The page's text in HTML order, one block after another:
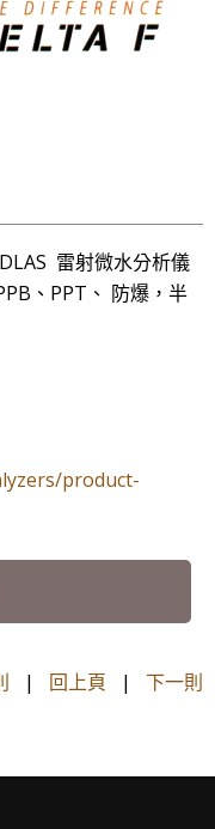
雷射微水分析儀
、PPT、 防爆，半
product-
| 回上頁 | 下一則